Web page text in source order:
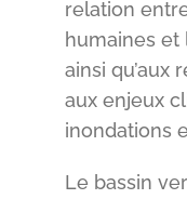
relation
humaines
ainsi qu’aux
aux enjeux
inondations
Le bassin